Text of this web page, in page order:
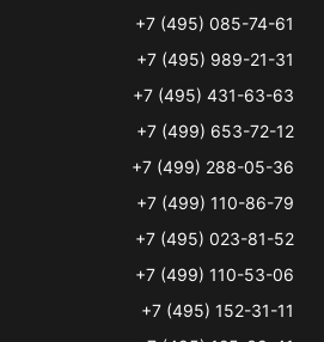
+7 (495) 085-74-61
+7 (495) 989-21-31
+7 (495) 431-63-63
+7 (499) 653-72-12
+7 (499) 288-05-36
+7 (499) 110-86-79
+7 (495) 023-81-52
+7 (499) 110-53-06
+7 (495) 152-31-11